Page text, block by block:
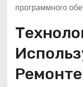
программного
Ремонте